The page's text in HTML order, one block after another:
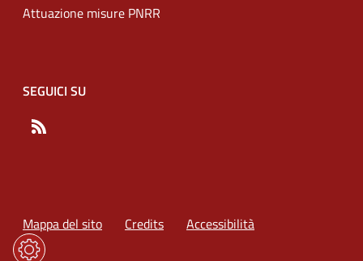
Attuazione misure PNRR
SEGUICI SU
Mappa del sito Credits Accessibilità